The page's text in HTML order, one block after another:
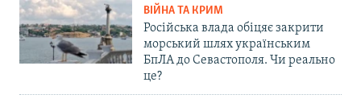
ВІЙНА ТА КРИМ
Російська влада обіцяє закрити
морський шлях українським
БпЛА до Севастополя. Чи реально
це?